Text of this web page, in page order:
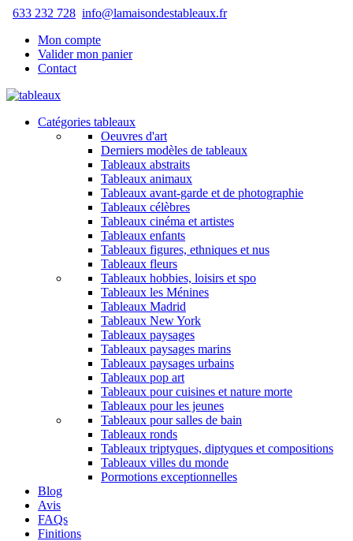
633 232 728 info@lamaisondestableaux.fr
Mon compte
Valider mon panier
Contact
Catégories tableaux
Oeuvres d'art
Derniers modèles de tableaux
Tableaux abstraits
Tableaux animaux
Tableaux avant-garde et de photographie
Tableaux célèbres
Tableaux cinéma et artistes
Tableaux enfants
Tableaux figures, ethniques et nus
Tableaux fleurs
Tableaux hobbies, loisirs et spo
Tableaux les Ménines
Tableaux Madrid
Tableaux New York
Tableaux paysages
Tableaux paysages marins
Tableaux paysages urbains
Tableaux pop art
Tableaux pour cuisines et nature morte
Tableaux pour les jeunes
Tableaux pour salles de bain
Tableaux ronds
Tableaux triptyques, diptyques et compositions
Tableaux villes du monde
Pormotions exceptionnelles
Blog
Avis
FAQs
Finitions